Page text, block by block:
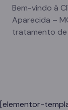
Bem-vindo à
Aparecida –
tratamento de
[elementor-